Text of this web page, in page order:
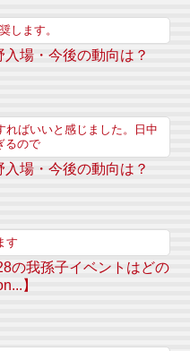
します。
場・今後の動向は？
ればいいと感じました。日中
るので
場・今後の動向は？
す
の我孫子イベントはどの
】